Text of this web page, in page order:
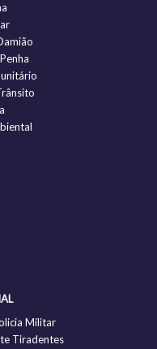
Militar
Tiradentes